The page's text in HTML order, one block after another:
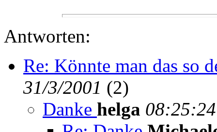
Antworten:
Re: Könnte man das so
31/3/2001 (2)
Danke helga